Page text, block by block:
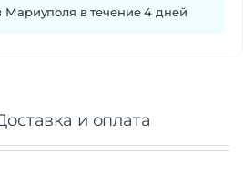
Мариуполя в течение 4 дней
и оплата